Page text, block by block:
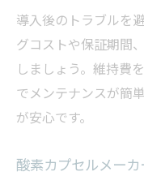
導入後のトラブルを
グコストや保証期間
しましょう。維持費
でメンテナンスが簡
が安心です。
酸素カプセルメー